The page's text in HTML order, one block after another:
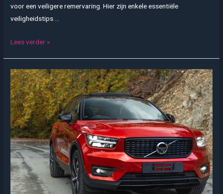
voor een veiligere remervaring. Hier zijn enkele essentiële
veiligheidstips …
Veiligheidstips
gebruik
van
een
aanhanger
met
oplooprem
Lees verder »